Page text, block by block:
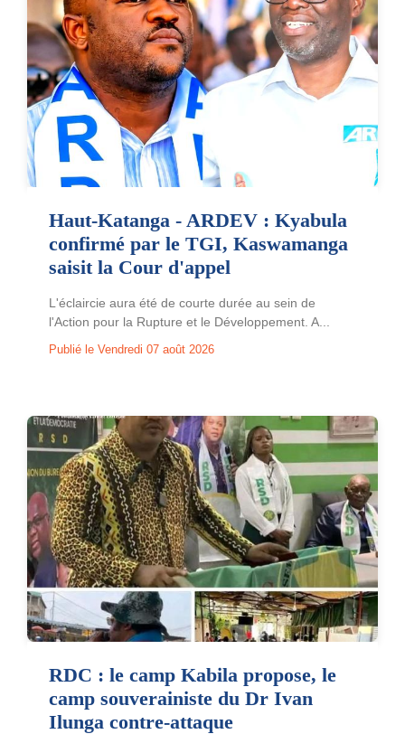
Haut-Katanga - ARDEV : Kyabula
confirmé par le TGI, Kaswamanga
saisit la Cour d'appel
L'éclaircie aura été de courte durée au sein de
l'Action pour la Rupture et le Développement. A...
Publié le Vendredi 07 août 2026
RDC : le camp Kabila propose, le
camp souverainiste du Dr Ivan
Ilunga contre-attaque